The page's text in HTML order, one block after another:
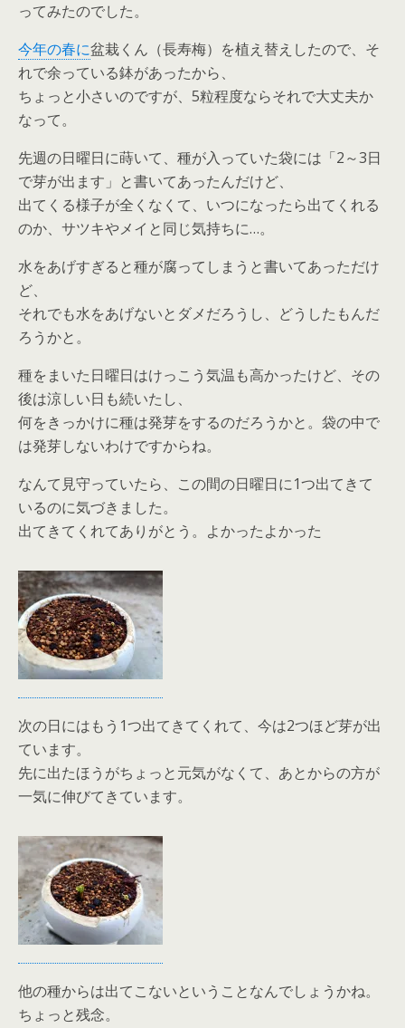
ってみたのでした。
今年の春に盆栽くん（長寿梅）を植え替えしたので、そ
れで余っている鉢があったから、
ちょっと小さいのですが、5粒程度ならそれで大丈夫か
なって。
先週の日曜日に蒔いて、種が入っていた袋には「2～3日
で芽が出ます」と書いてあったんだけど、
出てくる様子が全くなくて、いつになったら出てくれる
のか、サツキやメイと同じ気持ちに…。
水をあげすぎると種が腐ってしまうと書いてあっただけ
ど、
それでも水をあげないとダメだろうし、どうしたもんだ
ろうかと。
種をまいた日曜日はけっこう気温も高かったけど、その
後は涼しい日も続いたし、
何をきっかけに種は発芽をするのだろうかと。袋の中で
は発芽しないわけですからね。
なんて見守っていたら、この間の日曜日に1つ出てきて
いるのに気づきました。
出てきてくれてありがとう。よかったよかった
次の日にはもう1つ出てきてくれて、今は2つほど芽が出
ています。
先に出たほうがちょっと元気がなくて、あとからの方が
一気に伸びてきています。
他の種からは出てこないということなんでしょうかね。
ちょっと残念。